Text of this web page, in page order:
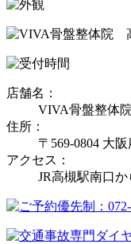
店舗名：
VIVA骨盤整体
住所：
〒569-0804 大
アクセス：
JR高槻駅南口